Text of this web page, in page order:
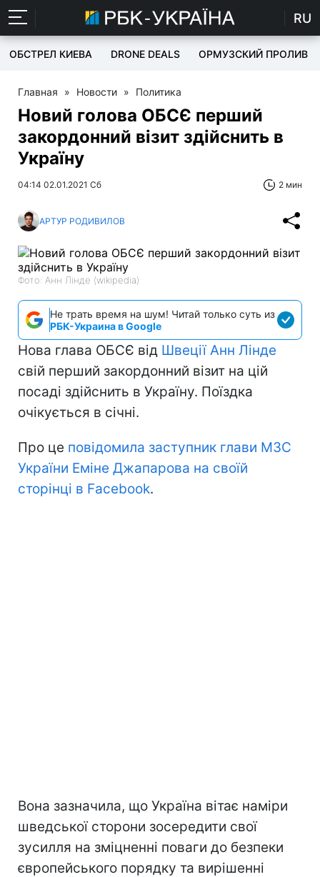
RU
ОБСТРЕЛ КИЕВА DRONE DEALS ОРМУЗСКИЙ ПРОЛИВ
Главная » Новости » Политика
Новий голова ОБСЄ перший
закордонний візит здійснить в
Україну
04:14 02.01.2021 Сб 2 мин
АРТУР РОДИВИЛОВ
Фото: Анн Лінде (wikipedia)
Не трать время на шум! Читай только суть из
РБК-Украина в Google
Нова глава ОБСЄ від Швеції Анн Лінде
свій перший закордонний візит на цій
посаді здійснить в Україну. Поїздка
очікується в січні.
Про це повідомила заступник глави МЗС
України Еміне Джапарова на своїй
сторінці в Facebook.
Вона зазначила, що Україна вітає наміри
шведської сторони зосередити свої
зусилля на зміцненні поваги до безпеки
європейського порядку та вирішенні